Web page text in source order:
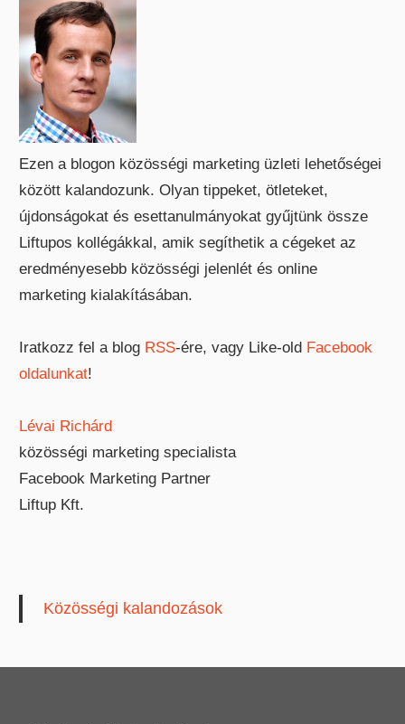
Ezen a blogon közösségi marketing üzleti lehetőségei
között kalandozunk. Olyan tippeket, ötleteket,
újdonságokat és esettanulmányokat gyűjtünk össze
Liftupos kollégákkal, amik segíthetik a cégeket az
eredményesebb közösségi jelenlét és online
marketing kialakításában.
Iratkozz fel a blog RSS-ére, vagy Like-old Facebook
oldalunkat!
Lévai Richárd
közösségi marketing specialista
Facebook Marketing Partner
Liftup Kft.
Közösségi kalandozások